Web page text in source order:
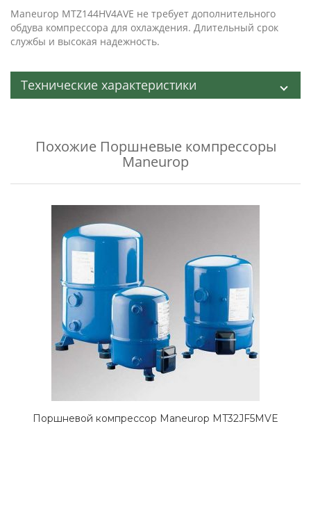
Maneurop MTZ144HV4AVE не требует дополнительного
обдува компрессора для охлаждения. Длительный срок
службы и высокая надежность.
Технические характеристики
Похожие Поршневые компрессоры
Maneurop
Поршневой компрессор Maneurop MT32JF5MVE